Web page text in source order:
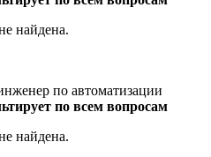
найдена.
по автоматизации
по всем вопросам
найдена.